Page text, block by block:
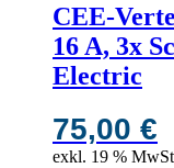
CEE-
16 A, 3x
Electric
75,00 €
exkl. 19 %